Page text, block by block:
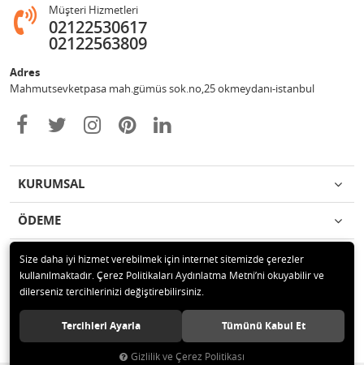
Müşteri Hizmetleri
02122530617
02122563809
Adres
Mahmutsevketpasa mah.gümüs sok.no,25 okmeydanı-istanbul
KURUMSAL
ÖDEME
İLETİŞİM
© 2020 Metin otomotiv hizmet ve ticaret ltd.şti Tüm hakları saklıdır.
Size daha iyi hizmet verebilmek için internet sitemizde çerezler
kullanılmaktadır. Çerez Politikaları Aydınlatma Metni’ni okuyabilir ve
dilerseniz tercihlerinizi değiştirebilirsiniz.
Tercihleri Ayarla Tümünü Kabul Et
Gizlilik ve Çerez Politikası